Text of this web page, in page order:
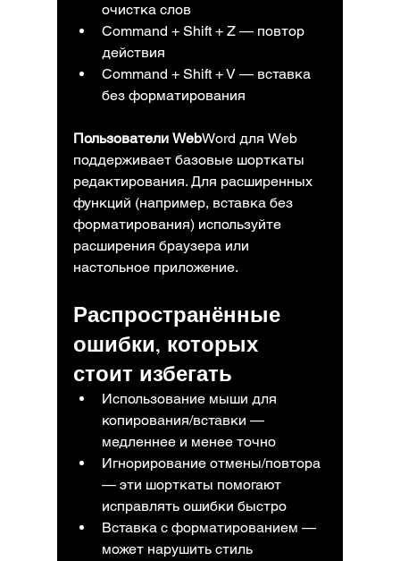
очистка слов
Command + Shift + Z — повтор
действия
Command + Shift + V — вставка
без форматирования
Пользователи WebWord для Web
поддерживает базовые шорткаты
редактирования. Для расширенных
функций (например, вставка без
форматирования) используйте
расширения браузера или
настольное приложение.
Распространённые
ошибки, которых
стоит избегать
Использование мыши для
копирования/вставки —
медленнее и менее точно
Игнорирование отмены/повтора
— эти шорткаты помогают
исправлять ошибки быстро
Вставка с форматированием —
может нарушить стиль